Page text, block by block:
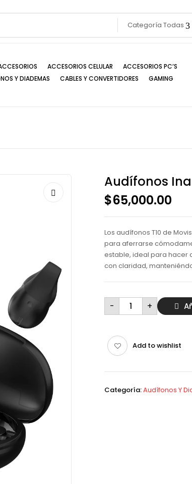
Categoría Todas
ACCESORIOS CELULAR
ACCESORIOS PC’S
Y DIADEMAS CABLES Y CONVERTIDORES
GAMING
Audífonos
$65,000.00
Los audífonos T10 de
para aferrarse
estable, ideal para hacer
con claridad,
- Audífonos
Inalámbricos
Movisun
+
Add to wishlist
Categoría:Audífonos Y